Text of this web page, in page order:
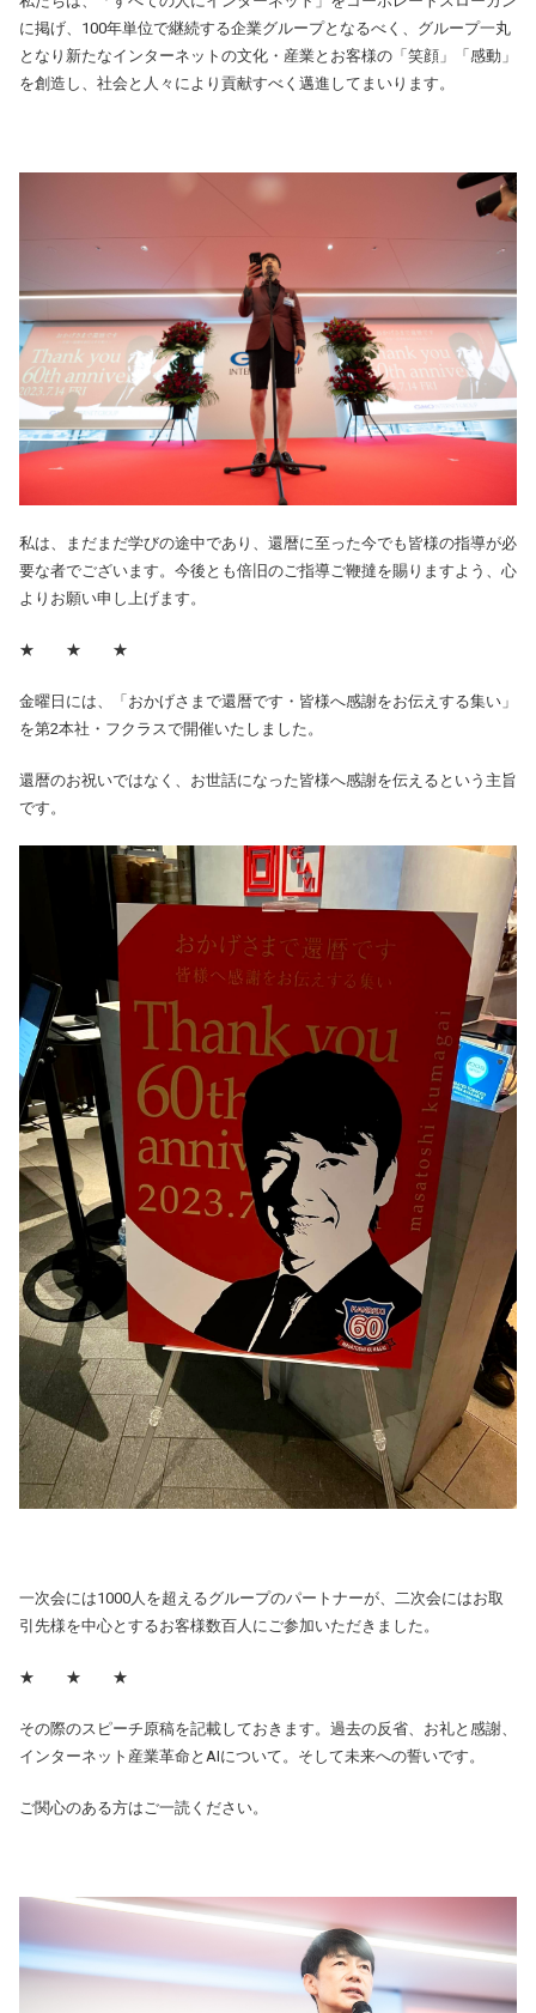
に掲げ、100年単位で継続する企業グループとなるべく、グループ一丸
となり新たなインターネットの文化・産業とお客様の「笑顔」「感動」
を創造し、社会と人々により貢献すべく邁進してまいります。
私は、まだまだ学びの途中であり、還暦に至った今でも皆様の指導が必
要な者でございます。今後とも倍旧のご指導ご鞭撻を賜りますよう、心
よりお願い申し上げます。
★ ★ ★
金曜日には、「おかげさまで還暦です・皆様へ感謝をお伝えする集い」
を第2本社・フクラスで開催いたしました。
還暦のお祝いではなく、お世話になった皆様へ感謝を伝えるという主旨
です。
一次会には1000人を超えるグループのパートナーが、二次会にはお取
引先様を中心とするお客様数百人にご参加いただきました。
★ ★ ★
その際のスピーチ原稿を記載しておきます。過去の反省、お礼と感謝、
インターネット産業革命とAIについて。そして未来への誓いです。
ご関心のある方はご一読ください。